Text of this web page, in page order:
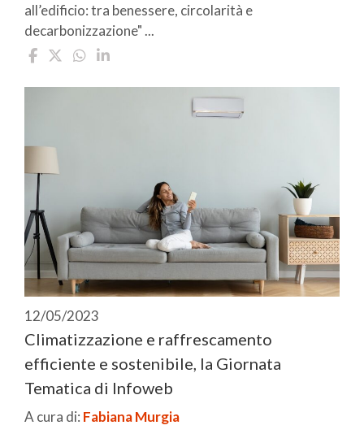
all’edificio: tra benessere, circolarità e
decarbonizzazione" ...
12/05/2023
Climatizzazione e raffrescamento
efficiente e sostenibile, la Giornata
Tematica di Infoweb
A cura di: Fabiana Murgia